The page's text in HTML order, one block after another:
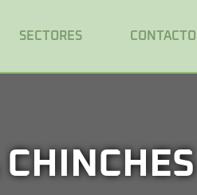
SECTORES CONTACTO